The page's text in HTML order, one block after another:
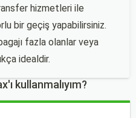
hizmetleri ile
bir geçiş yapabilirsiniz.
fazla olanlar veya
idealdir.
kullanmalıyım?